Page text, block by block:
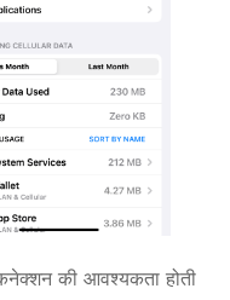
की आवश्यकता होती